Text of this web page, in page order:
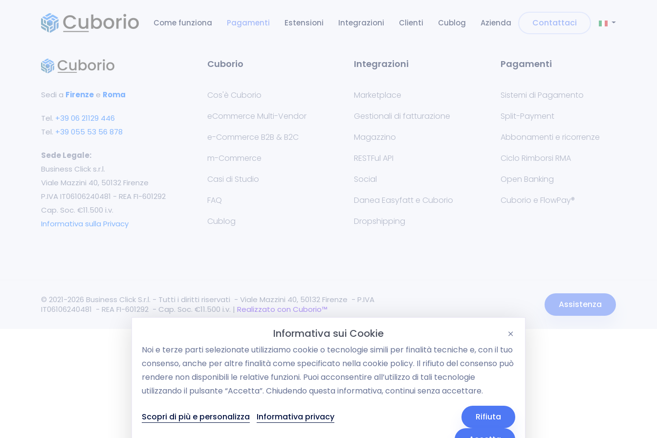
Come funziona Pagamenti Estensioni Integrazioni Clienti Cublog Azienda Contattaci
Sedi a Firenze e Roma
Tel. +39 ‭06 21129 446‬
Tel. +39 055 53 56 878
Sede Legale:
Business Click s.r.l.
Viale Mazzini 40, 50132 Firenze
P.IVA IT06106240481 - REA FI-601292
Cap. Soc. €11.500 i.v.
Informativa sulla Privacy
Cuborio
Cos'è Cuborio
eCommerce Multi-Vendor
e-Commerce B2B & B2C
m-Commerce
Casi di Studio
FAQ
Cublog
Integrazioni
Marketplace
Gestionali di fatturazione
Magazzino
RESTFul API
Social
Danea Easyfatt e Cuborio
Dropshipping
Pagamenti
Sistemi di Pagamento
Split-Payment
Abbonamenti e ricorrenze
Ciclo Rimborsi RMA
Open Banking
Cuborio e FlowPay®
© 2021-2026 Business Click S.r.l. - Tutti i diritti riservati - Viale Mazzini 40, 50132 Firenze - P.IVA
IT06106240481 - REA FI-601292 - Cap. Soc. €11.500 i.v. | Realizzato con Cuborio™ Assistenza
Informativa sui Cookie
Noi e terze parti selezionate utilizziamo cookie o tecnologie simili per finalità tecniche e, con il tuo
consenso, anche per altre finalità come specificato nella cookie policy. Il rifiuto del consenso può
rendere non disponibili le relative funzioni. Puoi acconsentire all’utilizzo di tali tecnologie
utilizzando il pulsante “Accetta”. Chiudendo questa informativa, continui senza accettare.
Scopri di più e personalizza Informativa privacy
Rifiuta